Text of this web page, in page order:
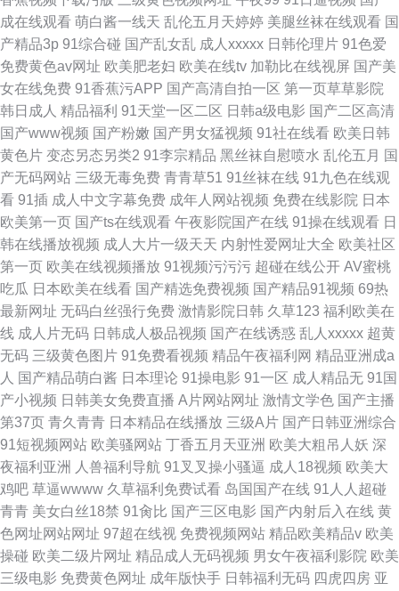
成在线观看 萌白酱一线天 乱伦五月天婷婷 美腿丝袜在线观看 国
产精品3p 91综合碰 国产乱女乱 成人xxxxx 日韩伦理片 91色爱
免费黄色av网址 欧美肥老妇 欧美在线tv 加勒比在线视屏 国产美
女在线免费 91香蕉污APP 国产高清自拍一区 第一页草草影院
韩日成人 精品福利 91天堂一区二区 日韩a级电影 国产二区高清
国产www视频 国产粉嫩 国产男女猛视频 91社在线看 欧美日韩
黄色片 变态另态另类2 91李宗精品 黑丝袜自慰喷水 乱伦五月 国
产无码网站 三级无毒免费 青青草51 91丝袜在线 91九色在线观
看 91插 成人中文字幕免费 成年人网站视频 免费在线影院 日本
欧美第一页 国产ts在线观看 午夜影院国产在线 91操在线观看 日
韩在线播放视频 成人大片一级天天 内射性爱网址大全 欧美社区
第一页 欧美在线视频播放 91视频污污污 超碰在线公开 AV蜜桃
吃瓜 日本欧美在线看 国产精选免费视频 国产精品91视频 69热
最新网址 无码白丝强行免费 激情影院日韩 久草123 福利欧美在
线 成人片无码 日韩成人极品视频 国产在线诱惑 乱人xxxxx 超黄
无码 三级黄色图片 91免费看视频 精品午夜福利网 精品亚洲成a
人 国产精品萌白酱 日本理论 91操电影 91一区 成人精品无 91国
产小视频 日韩美女免费直播 A片网站网址 激情文学色 国产主播
第37页 青久青青 日本精品在线播放 三级A片 国产日韩亚洲综合
91短视频网站 欧美骚网站 丁香五月天亚洲 欧美大粗吊人妖 深
夜福利亚洲
人兽福利导航 91叉叉操小骚逼 成人18视频 欧美大
鸡吧 草逼wwww 久草福利免费试看 岛国国产在线 91人人超碰
青青 美女白丝18禁 91肏比 国产三区电影 国产内射后入在线 黄
色网址网站网址 97超在线视 免费视频网站 精品欧美精品v 欧美
操碰 欧美二级片网址 精品成人无码视频 男女午夜福利影院 欧美
三级电影 免费黄色网址 成年版快手 日韩福利无码 四虎四房 亚